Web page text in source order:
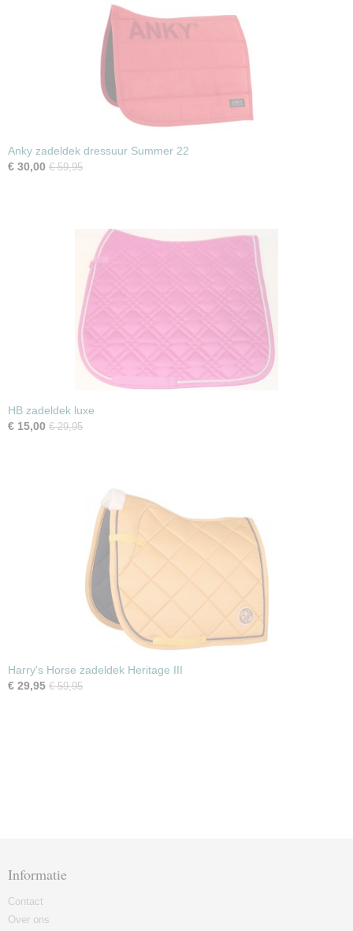
Anky zadeldek dressuur Summer 22
€ 30,00 € 59,95
HB zadeldek luxe
€ 15,00 € 29,95
Harry's Horse zadeldek Heritage III
€ 29,95 € 59,95
Informatie
Contact
Over ons